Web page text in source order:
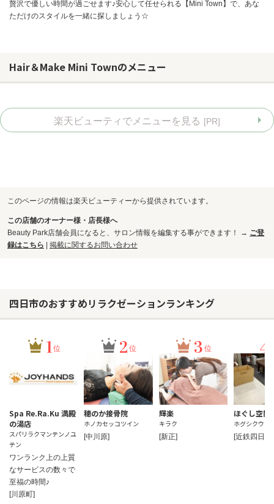
お問い合わせ
贅沢で優しい時間が過ごせます♪安心して任せられる【Mini Town】で、あな
ただけのスタイルを一緒に探しましょう☆
Hair＆Make Mini Townのメニュー
楽天ビューティでメニューを見る [PR]
このページの情報は楽天ビューティーから提供されています。
この店舗のオーナー様・店長様へ
Beauty Park店舗会員になると、サロン情報を編集する事ができます！ → ご登
録はこちら | 掲載に関するお問い合わせ
四日市のおすすめリラクゼーションランキング
1位
Spa Re.Ra.Ku 満殿
の湯店
スパリラクマンテンノユ
テン
ワンランク上の上質
なサービスの数々で
至福の時間♪
[川原町]
2 位
穂のか接骨院
ホノカセッコツイン
[中川原]
3 位
輝楽
キラク
[新正]
4
ほぐし空間
ホグシクウカ
[近鉄四日市]